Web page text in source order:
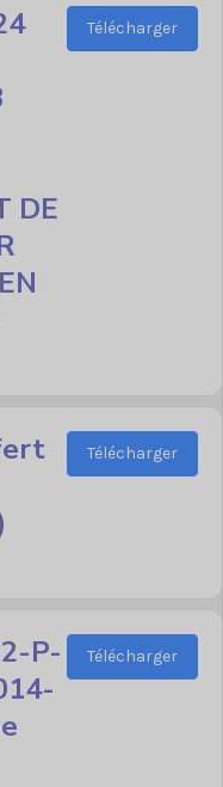
DE
Télécharger
Télécharger
P-
Télécharger